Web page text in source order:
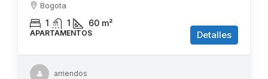
Bogota
1 1 60 m²
APARTAMENTOS Detalles
arriendos